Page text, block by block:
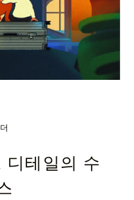
디테일의 수